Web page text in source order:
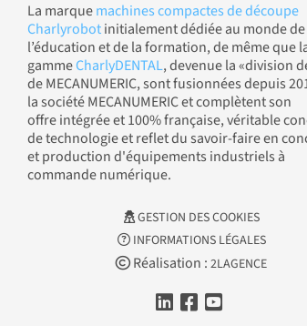
La marquemachines compactes de découpe
Charlyrobotinitialement dédiée au monde de
l’éducation et de la formation, de même que
gammeCharlyDENTAL, devenue la «division
de MECANUMERIC, sont fusionnées depuis
la société MECANUMERIC et complètent son
offre intégrée et 100% française, véritable
de technologie et reflet du savoir-faire en
et production d'équipements industriels à
commande numérique.
GESTION DES COOKIES
INFORMATIONS LÉGALES
Réalisation : 2LAGENCE